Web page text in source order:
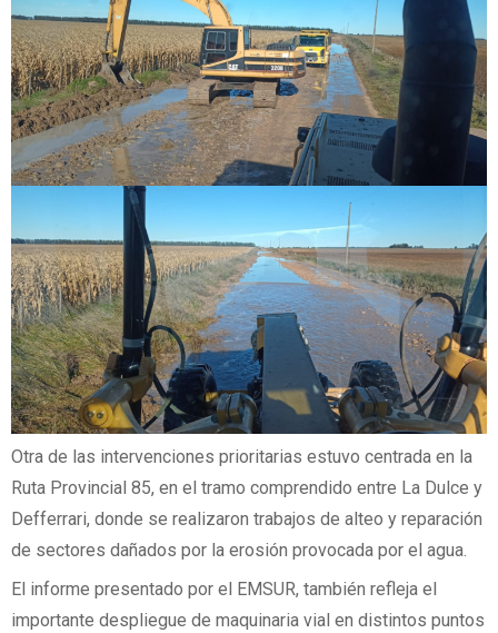
Otra de las intervenciones prioritarias estuvo centrada en la
Ruta Provincial 85, en el tramo comprendido entre La Dulce y
Defferrari, donde se realizaron trabajos de alteo y reparación
de sectores dañados por la erosión provocada por el agua.
El informe presentado por el EMSUR, también refleja el
importante despliegue de maquinaria vial en distintos puntos